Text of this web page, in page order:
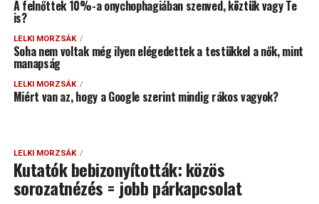
A felnőttek 10%-a onychophagiában szenved, köztük vagy Te
is?
LELKI MORZSÁK
Soha nem voltak még ilyen elégedettek a testükkel a nők, mint
manapság
LELKI MORZSÁK
Miért van az, hogy a Google szerint mindig rákos vagyok?
LELKI MORZSÁK
Kutatók bebizonyították: közös
sorozatnézés = jobb párkapcsolat